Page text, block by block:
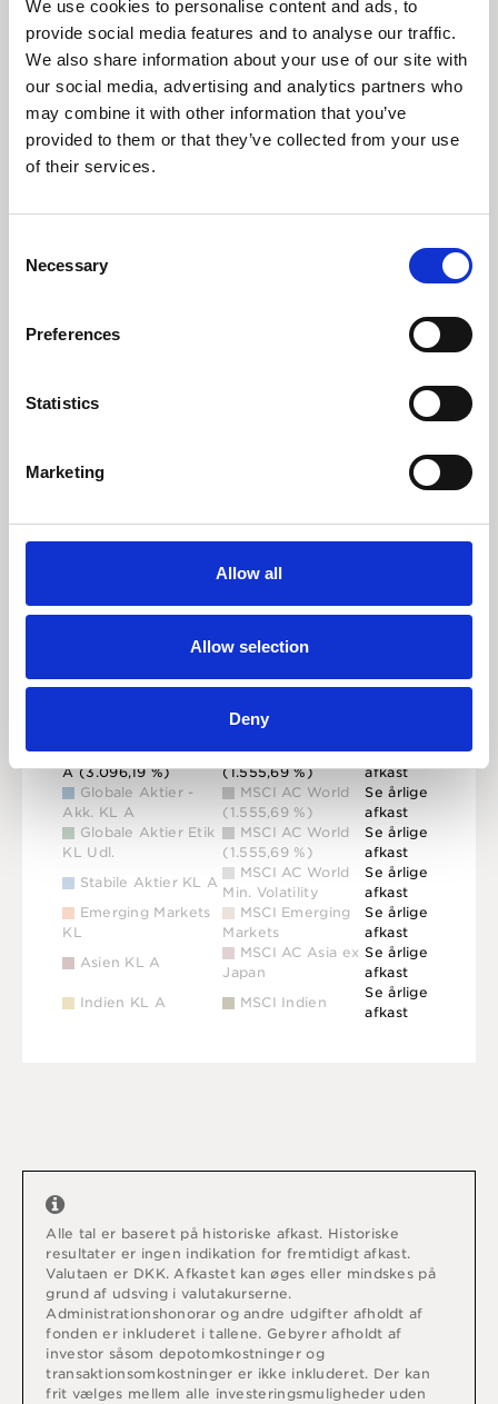
We use cookies to personalise content and ads, to
provide social media features and to analyse our traffic.
We also share information about your use of our site with
our social media, advertising and analytics partners who
may combine it with other information that you’ve
provided to them or that they’ve collected from your use
of their services.
Selection
Necessary
Preferences
Statistics
Marketing
Allow all
Allow selection
Deny
Valuta:
2000 2010 2020
0 %
500 %
1000 %
3500 %
Globale Aktier KL
A(3.096,19 %)
MSCI AC World
(1.555,69 %)
Se årlige
afkast
Globale Aktier -
Akk. KL A
MSCI AC World
(1.555,69 %)
Se årlige
afkast
Globale Aktier Etik
KL Udl.
MSCI AC World
(1.555,69 %)
Se årlige
afkast
Stabile Aktier KL A
MSCI AC World
Min. Volatility
Se årlige
afkast
Emerging Markets
KL
MSCI Emerging
Markets
Se årlige
afkast
Asien KL A
MSCI AC Asia ex
Japan
Se årlige
afkast
Indien KL A
MSCI Indien
Se årlige
afkast
Alle tal er baseret på historiske afkast. Historiske
resultater er ingen indikation for fremtidigt afkast.
Valutaen er DKK. Afkastet kan øges eller mindskes på
grund af udsving i valutakurserne.
Administrationshonorar og andre udgifter afholdt af
fonden er inkluderet i tallene. Gebyrer afholdt af
investor såsom depotomkostninger og
transaktionsomkostninger er ikke inkluderet. Der kan
frit vælges mellem alle investeringsmuligheder uden